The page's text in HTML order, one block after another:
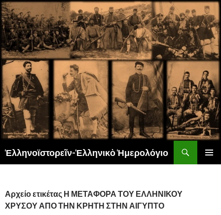
Ἑλληνοϊστορεῖν-Ἑλληνικὸ Ἡμερολόγιο
Αρχείο ετικέτας Η ΜΕΤΑΦΟΡΑ ΤΟΥ ΕΛΛΗΝΙΚΟΥ
ΧΡΥΣΟΥ ΑΠΟ ΤΗΝ ΚΡΗΤΗ ΣΤΗΝ ΑΙΓΥΠΤΟ